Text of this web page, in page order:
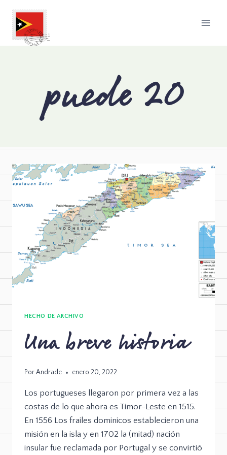
puede 20
HECHO DE ARCHIVO
Una breve historia
PorAndrade enero 20, 2022
Los portugueses llegaron por primera vez a las
costas de lo que ahora es Timor-Leste en 1515.
En 1556 Los frailes dominicos establecieron una
misión en la isla y en 1702 la (mitad) nación
insular fue reclamada por Portugal y se convirtió